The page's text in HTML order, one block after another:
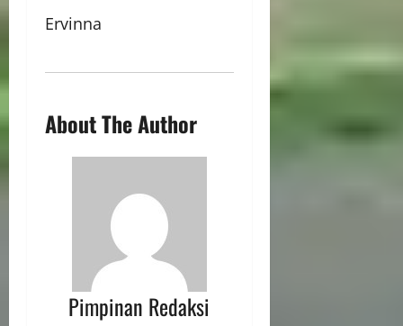
Ervinna
About The Author
Pimpinan Redaksi